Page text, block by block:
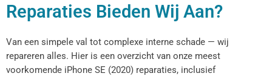
Reparaties Bieden Wij Aan?
Van een simpele val tot complexe interne schade — wij
repareren alles. Hier is een overzicht van onze meest
voorkomende iPhone SE (2020) reparaties, inclusief